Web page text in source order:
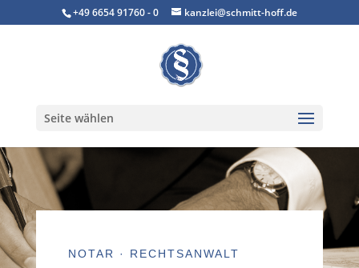
+49 6654 91760 - 0 kanzlei@schmitt-hoff.de
Seite wählen
NOTAR · RECHTSANWALT